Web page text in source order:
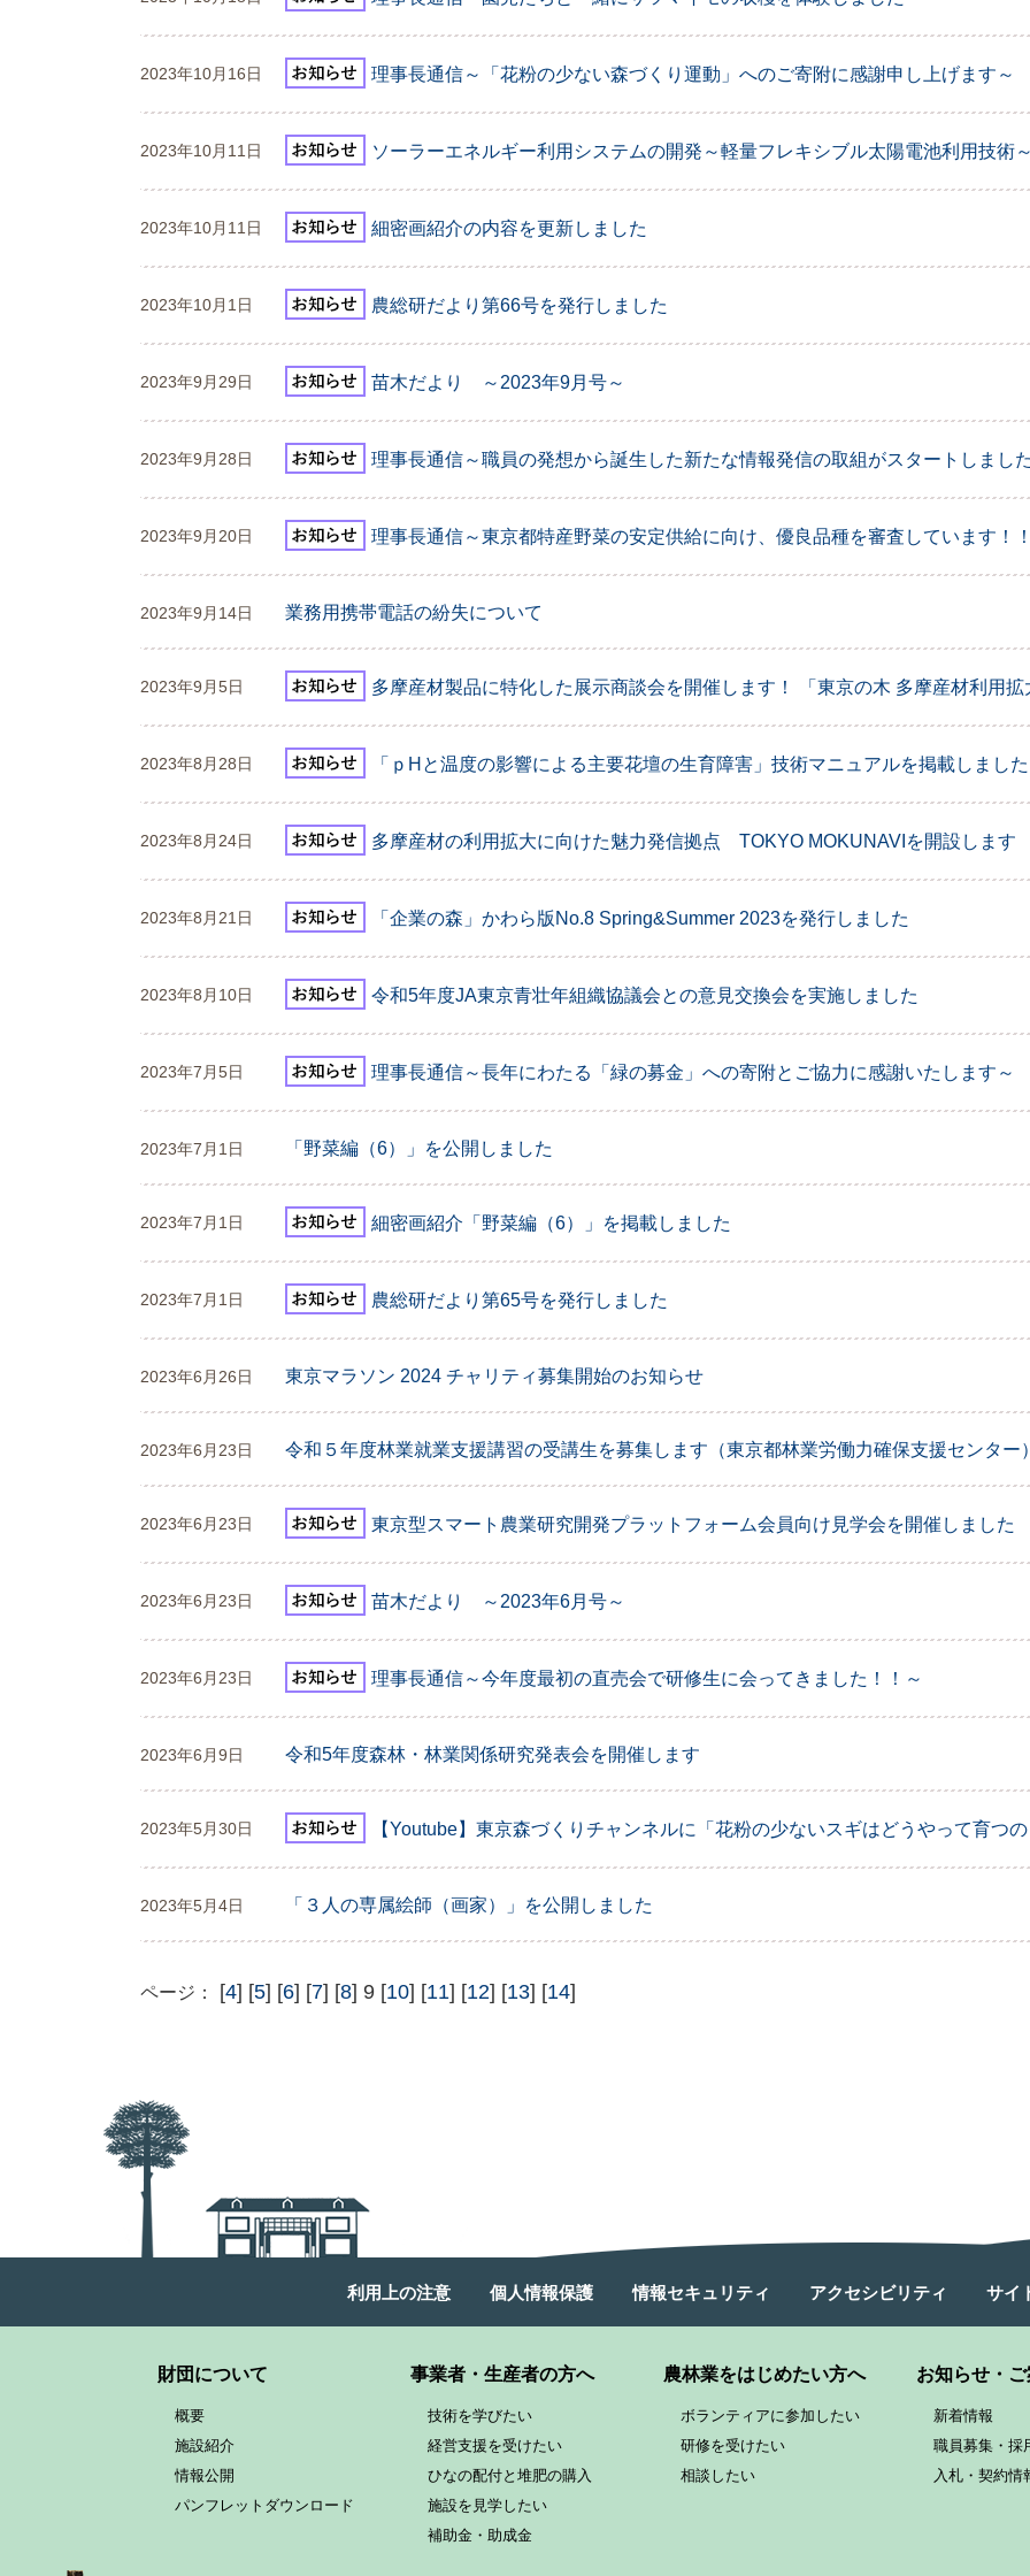
2023年10月16日 理事長通信～「花粉の少ない森づくり運動」へのご寄附に感謝申し上げます～
2023年10月11日 ソーラーエネルギー利用システムの開発～軽量フレキシブル太陽電池利用技術
2023年10月11日 細密画紹介の内容を更新しました
2023年10月1日 農総研だより第66号を発行しました
2023年9月29日 苗木だより ～2023年9月号～
2023年9月28日 理事長通信～職員の発想から誕生した新たな情報発信の取組がスタートしまし
2023年9月20日 理事長通信～東京都特産野菜の安定供給に向け、優良品種を審査しています！
2023年9月14日 業務用携帯電話の紛失について
2023年9月5日 多摩産材製品に特化した展示商談会を開催します！ 「東京の木 多摩産材利用拡
2023年8月28日 「ｐHと温度の影響による主要花壇の生育障害」技術マニュアルを掲載しました
2023年8月24日 多摩産材の利用拡大に向けた魅力発信拠点 TOKYO MOKUNAVIを開設します
2023年8月21日 「企業の森」かわら版No.8 Spring&Summer 2023を発行しました
2023年8月10日 令和5年度JA東京青壮年組織協議会との意見交換会を実施しました
2023年7月5日 理事長通信～長年にわたる「緑の募金」への寄附とご協力に感謝いたします～
2023年7月1日 「野菜編（6）」を公開しました
2023年7月1日 細密画紹介「野菜編（6）」を掲載しました
2023年7月1日 農総研だより第65号を発行しました
2023年6月26日 東京マラソン 2024 チャリティ募集開始のお知らせ
2023年6月23日 令和５年度林業就業支援講習の受講生を募集します（東京都林業労働力確保支援センター）
2023年6月23日 東京型スマート農業研究開発プラットフォーム会員向け見学会を開催しました
2023年6月23日 苗木だより ～2023年6月号～
2023年6月23日 理事長通信～今年度最初の直売会で研修生に会ってきました！！～
2023年6月9日 令和5年度森林・林業関係研究発表会を開催します
2023年5月30日 【Youtube】東京森づくりチャンネルに「花粉の少ないスギはどうやって育つ
2023年5月4日 「３人の専属絵師（画家）」を公開しました
ページ： [4] [5] [6] [7] [8] 9 [10] [11] [12] [13] [14]
利用上の注意 個人情報保護 情報セキュリティ アクセシビリティ サイ
財団について
概要
施設紹介
情報公開
パンフレットダウンロード
事業者・生産者の方へ
技術を学びたい
経営支援を受けたい
ひなの配付と堆肥の購入
施設を見学したい
補助金・助成金
農林業をはじめたい方へ
ボランティアに参加したい
研修を受けたい
相談したい
お知らせ・ご
新着情報
職員募集・採
入札・契約情